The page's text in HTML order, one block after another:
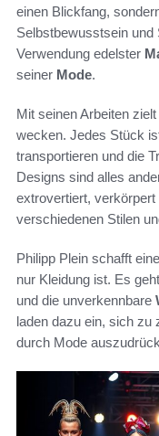
einen Blickfang,
Selbstbewusstsein und
Verwendung edelster
seiner Mode.
Mit seinen Arbeiten
wecken. Jedes Stück
transportieren und die
Designs sind alles
extrovertiert,
verschiedenen Stilen
Philipp Plein schafft
nur Kleidung ist. Es
und die unverkennbare
laden dazu ein, sich zu
durch Mode